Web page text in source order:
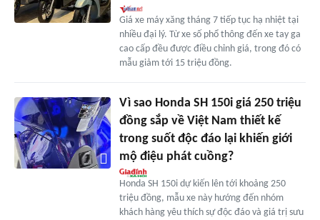
Giá xe máy xăng tháng 7 tiếp tục hạ nhiệt tại
nhiều đại lý. Từ xe số phổ thông đến xe tay ga
cao cấp đều được điều chỉnh giá, trong đó có
mẫu giảm tới 15 triệu đồng.
Vì sao Honda SH 150i giá 250 triệu
đồng sắp về Việt Nam thiết kế
trong suốt độc đáo lại khiến giới
mộ điệu phát cuồng?
Honda SH 150i dự kiến lên tới khoảng 250
triệu đồng, mẫu xe này hướng đến nhóm
khách hàng yêu thích sự độc đáo và giá trị sưu